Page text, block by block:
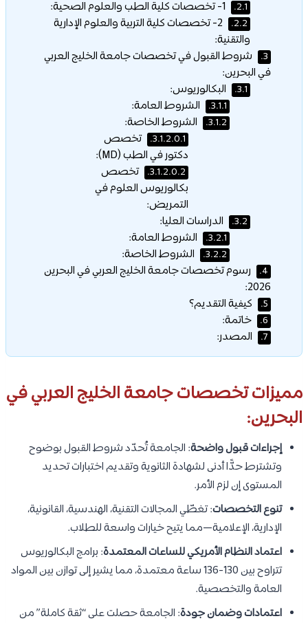
2.1.
2.2.
2- تخصصات كلية التربية والعلوم الإدارية
والتقنية:
3.
شروط القبول في تخصصات جامعة الخليج العربي
في البحرين:
3.1. البكالوريوس:
3.1.1. الشروط العامة:
3.1.2. الشروط الخاصة:
3.1.2.0.1.
تخصص
دكتور في الطب (MD):
3.1.2.0.2.
تخصص
بكالوريوس العلوم في
التمريض:
3.2. الدراسات العليا:
3.2.1. الشروط العامة:
3.2.2. الشروط الخاصة:
4.
رسوم تخصصات جامعة الخليج العربي في البحرين
2026:
5. كيفية التقديم؟
6. خاتمة:
7. المصدر:
مميزات تخصصات جامعة الخليج العربي في
البحرين:
إجراءات قبول واضحة: الجامعة تُحدّد شروط القبول بوضوح
وتشترط حدًّا أدنى لشهادة الثانوية وتقديم اختبارات تحديد
المستوى إن لزم الأمر.
تنوع التخصصات: تغطّي المجالات التقنية، الهندسية، القانونية،
الإدارية، الإعلامية—مما يتيح خيارات واسعة للطلاب.
اعتماد النظام الأمريكي للساعات المعتمدة: برامج البكالوريوس
تتراوح بين 130-136 ساعة معتمدة، مما يشير إلى توازن بين المواد
العامة والتخصصية.
اعتمادات وضمان جودة: الجامعة حصلت على “ثقة كاملة” من